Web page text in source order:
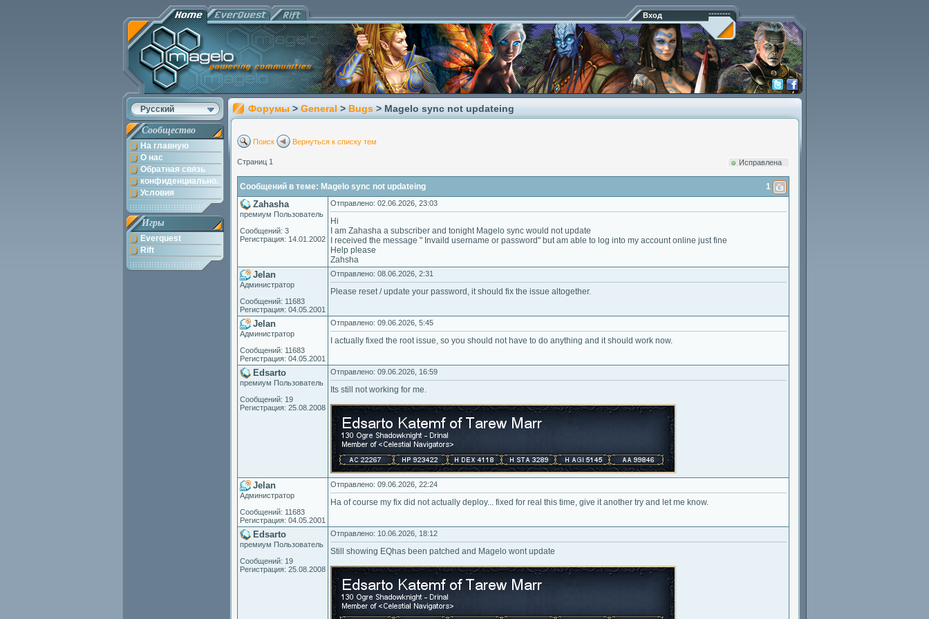
Вход
Русский
Сообщество
На главную
О нас
Обратная связь
конфиденциально.
Условия
Игры
Everquest
Rift
Форумы > General > Bugs > Magelo sync not updateing
Поиск Вернуться к списку тем
Страниц 1 Исправлена
Сообщений в теме: Magelo sync not updateing 1
Zahasha
премиум Пользователь
Сообщений: 3
Регистрация: 14.01.2002
Отправлено: 02.06.2026, 23:03
Hi
I am Zahasha a subscriber and tonight Magelo sync would not update
I received the message " Invaild username or password" but am able to log into my account online just fine
Help please
Zahsha
Jelan
Администратор
Сообщений: 11683
Регистрация: 04.05.2001
Отправлено: 08.06.2026, 2:31
Please reset / update your password, it should fix the issue altogether.
Jelan
Администратор
Сообщений: 11683
Регистрация: 04.05.2001
Отправлено: 09.06.2026, 5:45
I actually fixed the root issue, so you should not have to do anything and it should work now.
Edsarto
премиум Пользователь
Сообщений: 19
Регистрация: 25.08.2008
Отправлено: 09.06.2026, 16:59
Its still not working for me.
Jelan
Администратор
Сообщений: 11683
Регистрация: 04.05.2001
Отправлено: 09.06.2026, 22:24
Ha of course my fix did not actually deploy... fixed for real this time, give it another try and let me know.
Edsarto
премиум Пользователь
Сообщений: 19
Регистрация: 25.08.2008
Отправлено: 10.06.2026, 18:12
Still showing EQhas been patched and Magelo wont update